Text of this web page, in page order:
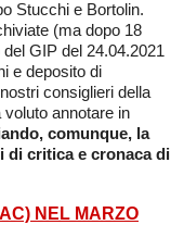
Stucchi e Bortolin.
(ma dopo 18
GIP del 24.04.2021
e deposito di
consiglieri della
annotare in
comunque, la
di critica e cronaca di
NEL MARZO